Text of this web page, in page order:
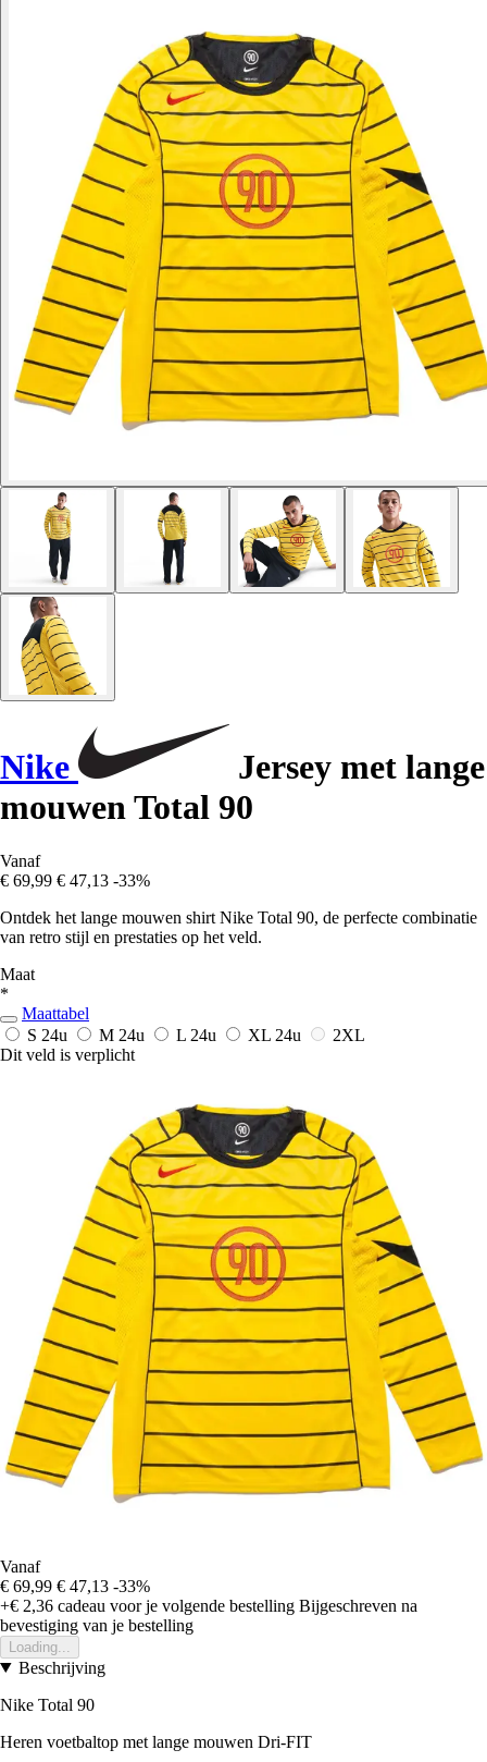
Nike
Jersey met lange
mouwen Total 90
Vanaf
€ 69,99 € 47,13 -33%
Ontdek het lange mouwen shirt Nike Total 90, de perfecte combinatie
van retro stijl en prestaties op het veld.
Maat
*
Maattabel
S 24u M 24u L 24u XL 24u
2XL
Dit veld is verplicht
Vanaf
€ 69,99 € 47,13 -33%
+€ 2,36 cadeau voor je volgende bestelling Bijgeschreven na
bevestiging van je bestelling
Loading...
Beschrijving
Nike Total 90
Heren voetbaltop met lange mouwen Dri-FIT